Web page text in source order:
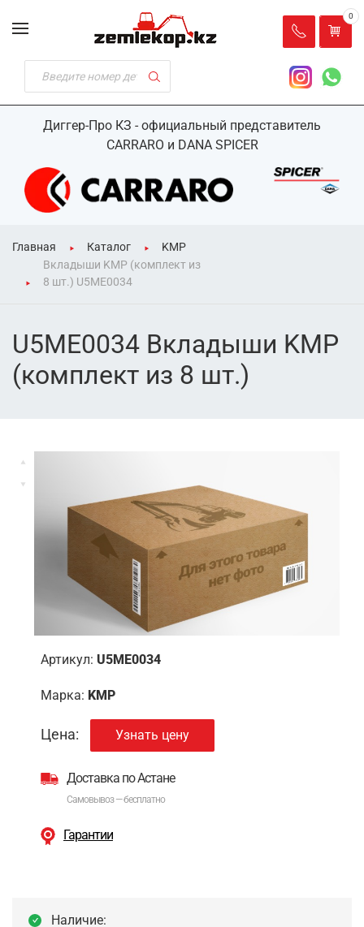
Диггер-Про КЗ - официальный представитель
CARRARO и DANA SPICER
0
Главная Каталог
KMP
Вкладыши KMP (комплект из
8 шт.) U5ME0034
U5ME0034 Вкладыши KMP
(комплект из 8 шт.)
Артикул: U5ME0034
Марка: KMP
Цена: Узнать цену
Доставка по Астане
Самовывоз — бесплатно
Гарантии
Наличие: